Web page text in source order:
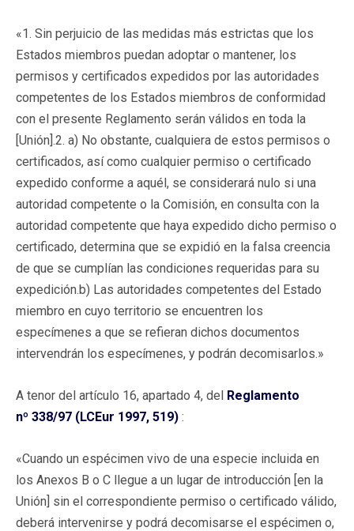
«1. Sin perjuicio de las medidas más estrictas que los
Estados miembros puedan adoptar o mantener, los
permisos y certificados expedidos por las autoridades
competentes de los Estados miembros de conformidad
con el presente Reglamento serán válidos en toda la
[Unión].2. a) No obstante, cualquiera de estos permisos o
certificados, así como cualquier permiso o certificado
expedido conforme a aquél, se considerará nulo si una
autoridad competente o la Comisión, en consulta con la
autoridad competente que haya expedido dicho permiso o
certificado, determina que se expidió en la falsa creencia
de que se cumplían las condiciones requeridas para su
expedición.b) Las autoridades competentes del Estado
miembro en cuyo territorio se encuentren los
especímenes a que se refieran dichos documentos
intervendrán los especímenes, y podrán decomisarlos.»
A tenor del artículo 16, apartado 4, del Reglamento
nº 338/97 (LCEur 1997, 519) :
«Cuando un espécimen vivo de una especie incluida en
los Anexos B o C llegue a un lugar de introducción [en la
Unión] sin el correspondiente permiso o certificado válido,
deberá intervenirse y podrá decomisarse el espécimen o,